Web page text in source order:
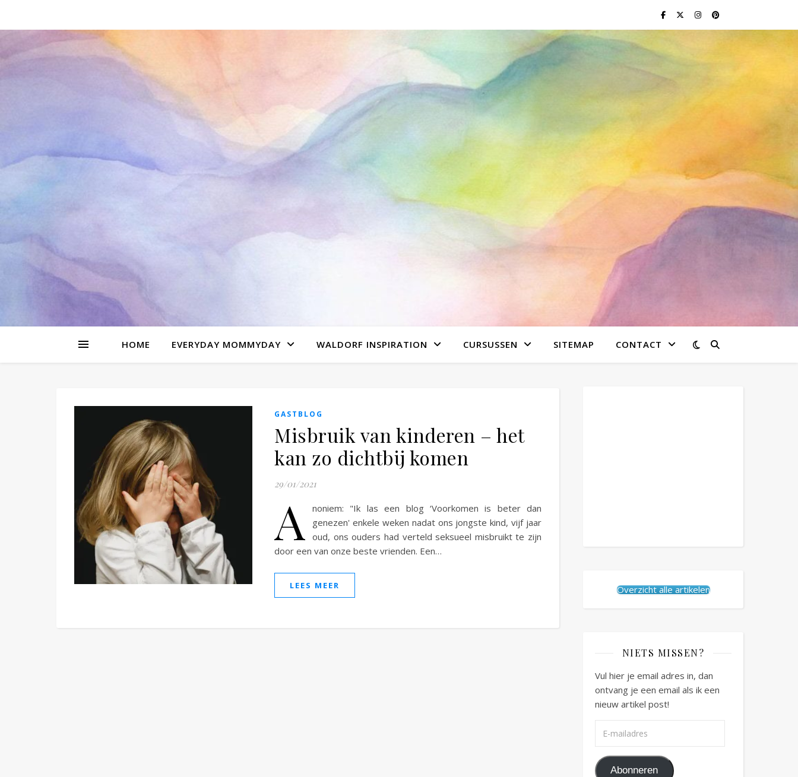
HOME EVERYDAY MOMMYDAY WALDORF INSPIRATION CURSUSSEN SITEMAP CONTACT
GASTBLOG
Misbruik van kinderen – het
kan zo dichtbij komen
29/01/2021
A
noniem: "Ik las een blog ‘Voorkomen is beter dan
genezen' enkele weken nadat ons jongste kind, vijf jaar
oud, ons ouders had verteld seksueel misbruikt te zijn
door een van onze beste vrienden. Een…
LEES MEER Overzicht alle artikelen
NIETS MISSEN?
Vul hier je email adres in, dan
ontvang je een email als ik een
nieuw artikel post!
Abonneren